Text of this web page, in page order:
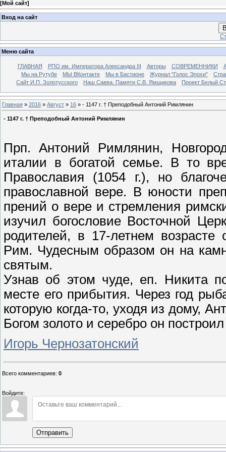
[Мой сайт]
Вход на сайт
Меню сайта
ГЛАВНАЯ РПО им. Императора Александра III Авторы СОВРЕМЕННИКИ
Мы на Рутубе
МЫ ВКонтакте Мы в Бастионе Журнал "Голос Эпохи"
Сайт И.П. Золотусского
Наш Савва. Памяти С.В. Ямщикова Проект Белый
Главная » 2016 » Август » 16 » - 1147 г. † Преподобный Антоний Римлянин
- 1147 г. † Преподобный Антоний Римлянин
Прп. Антоний Римлянин,
италии в богатой семье. В то
Православия (1054 г.), но
православной вере. В юности
прений о вере и стремления
изучил богословие Восточной
родителей, в 17-летнем возрасте
Рим. Чудесным образом он на
святым.
Узнав об этом чуде, еп. Никита
месте его прибытия. Через год
которую когда-то, уходя из дому,
Богом золото и серебро он
Игорь Чернозатонский
Всего комментариев: 0
Войдите:
Отправить